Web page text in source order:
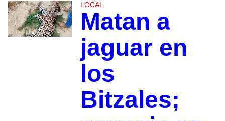
LOCAL
Matan a
jaguar en
los
Bitzales;